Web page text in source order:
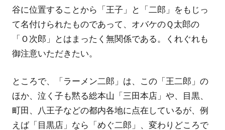
谷に位置することから「王子」と「二郎」をもじっ
て名付けられたものであって、オバケのＱ太郎の
「Ｏ次郎」とはまったく無関係である。くれぐれも
御注意いただきたい。
ところで、「ラーメン二郎」は、この「王二郎」の
ほか、泣く子も黙る総本山「三田本店」や、目黒、
町田、八王子などの都内各地に点在しているが、例
えば「目黒店」なら「めぐ二郎」、変わりどころで